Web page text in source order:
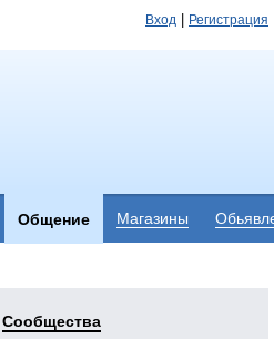
Вход Регистрация
Общение Магазины
Сообщества